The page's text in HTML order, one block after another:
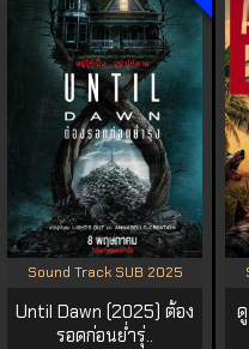
Sound Track SUB 2025
Until Dawn (2025) ต้อง
รอดก่อนย่ำรุ่..